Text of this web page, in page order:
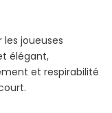
les joueuses
élégant,
et respirabilité